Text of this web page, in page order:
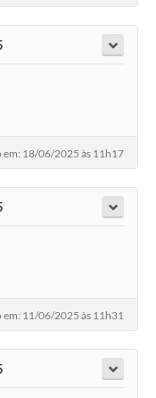
em: 18/06/2025 às 11h17
em: 11/06/2025 às 11h31